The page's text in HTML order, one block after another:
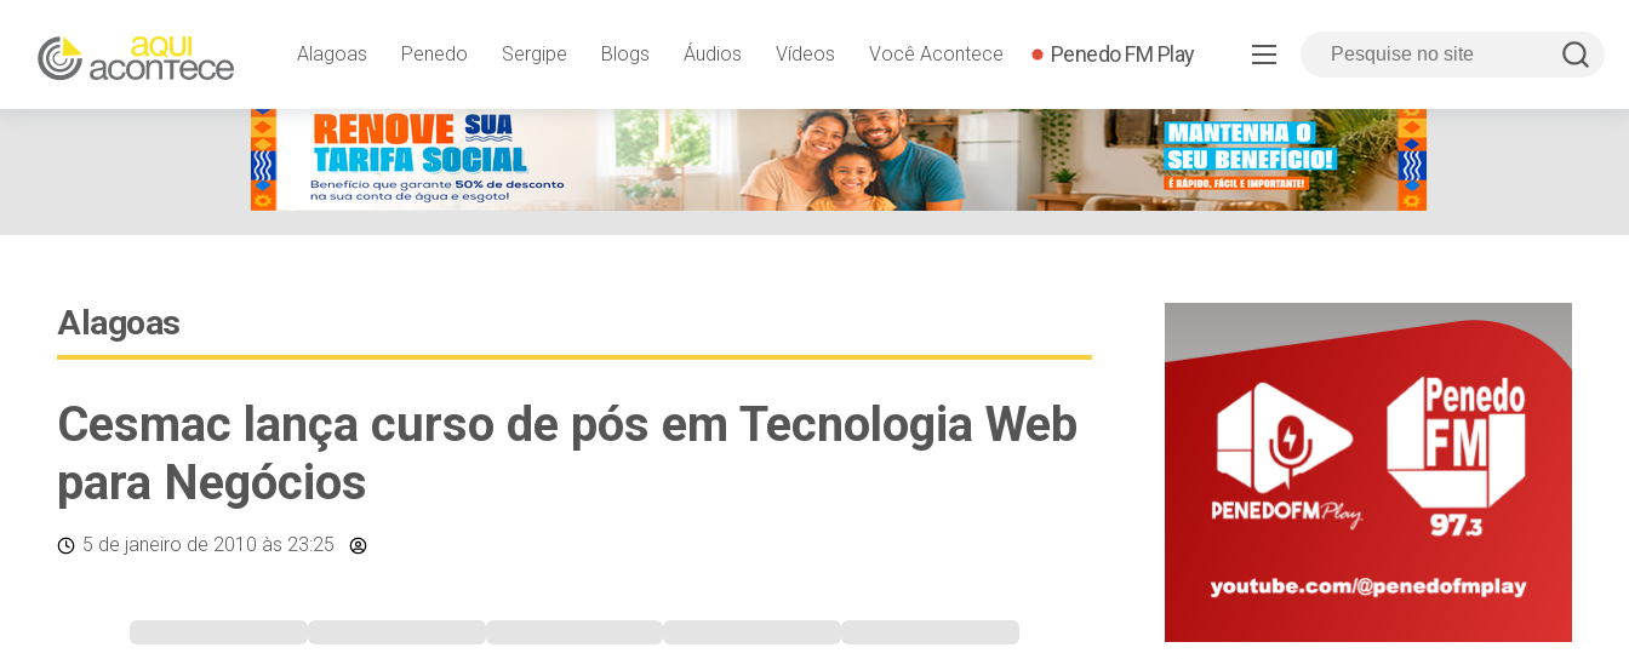
Alagoas Penedo Sergipe Blogs Áudios Vídeos Você Acontece Penedo FM Play
Alagoas
Cesmac lança curso de pós em Tecnologia Web
para Negócios
5 de janeiro de 2010 às 23:25